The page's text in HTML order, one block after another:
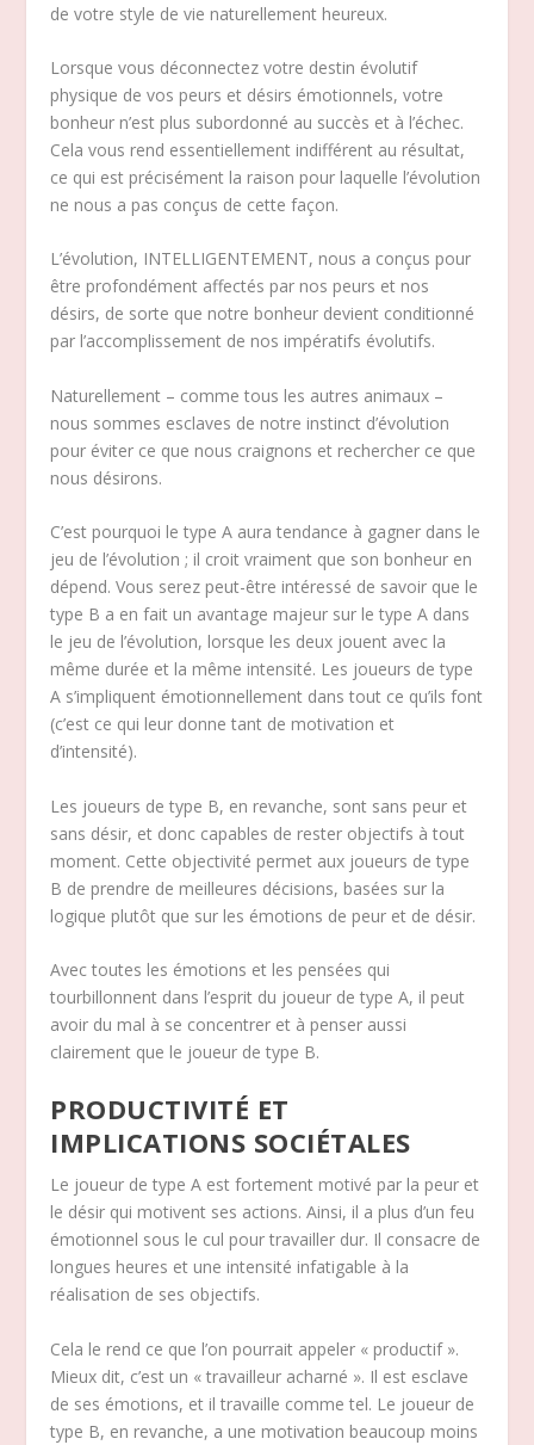
de votre style de vie naturellement heureux.
Lorsque vous déconnectez votre destin évolutif
physique de vos peurs et désirs émotionnels, votre
bonheur n’est plus subordonné au succès et à l’échec.
Cela vous rend essentiellement indifférent au résultat,
ce qui est précisément la raison pour laquelle l’évolution
ne nous a pas conçus de cette façon.
L’évolution, INTELLIGENTEMENT, nous a conçus pour
être profondément affectés par nos peurs et nos
désirs, de sorte que notre bonheur devient conditionné
par l’accomplissement de nos impératifs évolutifs.
Naturellement – comme tous les autres animaux –
nous sommes esclaves de notre instinct d’évolution
pour éviter ce que nous craignons et rechercher ce que
nous désirons.
C’est pourquoi le type A aura tendance à gagner dans le
jeu de l’évolution ; il croit vraiment que son bonheur en
dépend. Vous serez peut-être intéressé de savoir que le
type B a en fait un avantage majeur sur le type A dans
le jeu de l’évolution, lorsque les deux jouent avec la
même durée et la même intensité. Les joueurs de type
A s’impliquent émotionnellement dans tout ce qu’ils font
(c’est ce qui leur donne tant de motivation et
d’intensité).
Les joueurs de type B, en revanche, sont sans peur et
sans désir, et donc capables de rester objectifs à tout
moment. Cette objectivité permet aux joueurs de type
B de prendre de meilleures décisions, basées sur la
logique plutôt que sur les émotions de peur et de désir.
Avec toutes les émotions et les pensées qui
tourbillonnent dans l’esprit du joueur de type A, il peut
avoir du mal à se concentrer et à penser aussi
clairement que le joueur de type B.
PRODUCTIVITÉ ET
IMPLICATIONS SOCIÉTALES
Le joueur de type A est fortement motivé par la peur et
le désir qui motivent ses actions. Ainsi, il a plus d’un feu
émotionnel sous le cul pour travailler dur. Il consacre de
longues heures et une intensité infatigable à la
réalisation de ses objectifs.
Cela le rend ce que l’on pourrait appeler « productif ».
Mieux dit, c’est un « travailleur acharné ». Il est esclave
de ses émotions, et il travaille comme tel. Le joueur de
type B, en revanche, a une motivation beaucoup moins